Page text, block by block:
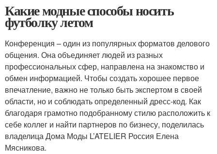
Какие модные способы носить
футболку летом
Конференция – один из популярных форматов делового
общения. Она объединяет людей из разных
профессиональных сфер, направлена на знакомство и
обмен информацией. Чтобы создать хорошее первое
впечатление, важно не только быть экспертом в своей
области, но и соблюдать определенный дресс-код. Как
благодаря грамотно подобранному стилю расположить к
себе коллег и найти партнеров по бизнесу, поделилась
владелица Дома Моды L’ATELIER Россия Елена
Мясникова.